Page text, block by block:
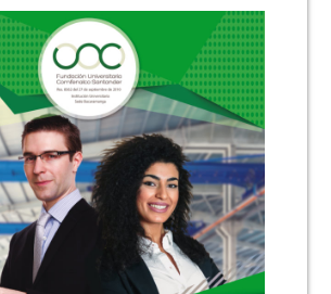
BIENESTAR
BIBLIOTECA
INVESTIGACIONES
EDUCACIÓN CONTINUA
NOTICIAS